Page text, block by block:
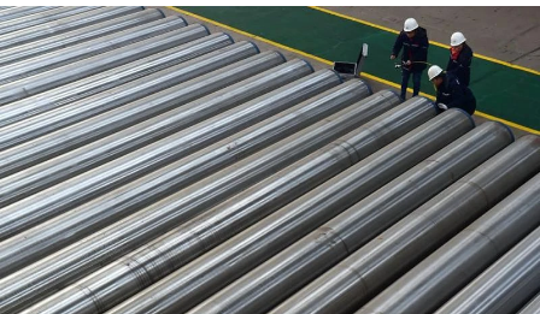
THỂ THAO
GIÁO DỤC
Y TẾ
KHOA HỌC - CÔNG NGHỆ
MÔI TRƯỜNG